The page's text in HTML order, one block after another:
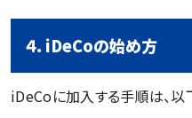
４．iDeCoの始め方
iDeCoに加入する手順は、以